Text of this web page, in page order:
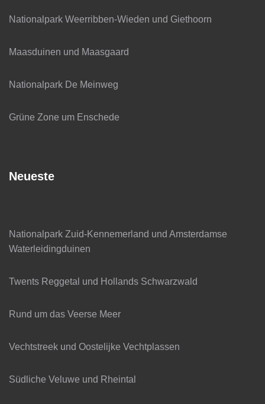
Nationalpark Weerribben-Wieden und Giethoorn
Maasduinen und Maasgaard
Nationalpark De Meinweg
Grüne Zone um Enschede
Neueste
Nationalpark Zuid-Kennemerland und Amsterdamse
Waterleidingduinen
Twents Reggetal und Hollands Schwarzwald
Rund um das Veerse Meer
Vechtstreek und Oostelijke Vechtplassen
Südliche Veluwe und Rheintal